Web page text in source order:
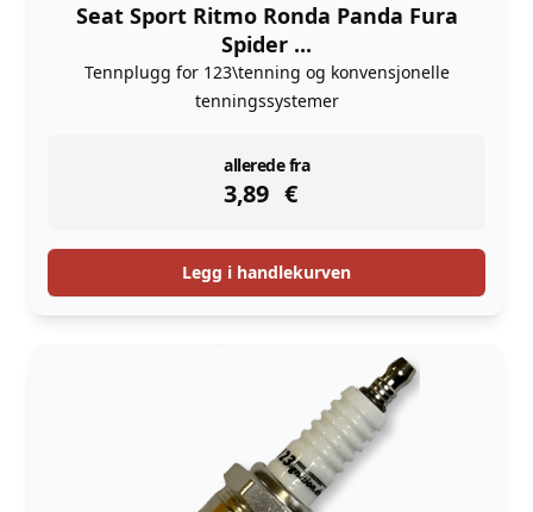
Seat Sport Ritmo Ronda Panda Fura
Spider ...
Tennplugg for 123\tenning og konvensjonelle
tenningssystemer
allerede fra
3,89 €
instock
Legg i handlekurven